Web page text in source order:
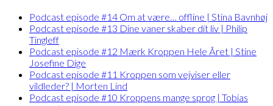
Podcast episode #14 Om at være… offline | Stina Bavnhøj
Podcast episode #13 Dine vaner skaber dit liv | Philip
Tingleff
Podcast episode #12 Mærk Kroppen Hele Året | Stine
Josefine Dige
Podcast episode #11 Kroppen som vejviser eller
vildleder? | Morten Lind
Podcast episode #10 Kroppens mange sprog | Tobias